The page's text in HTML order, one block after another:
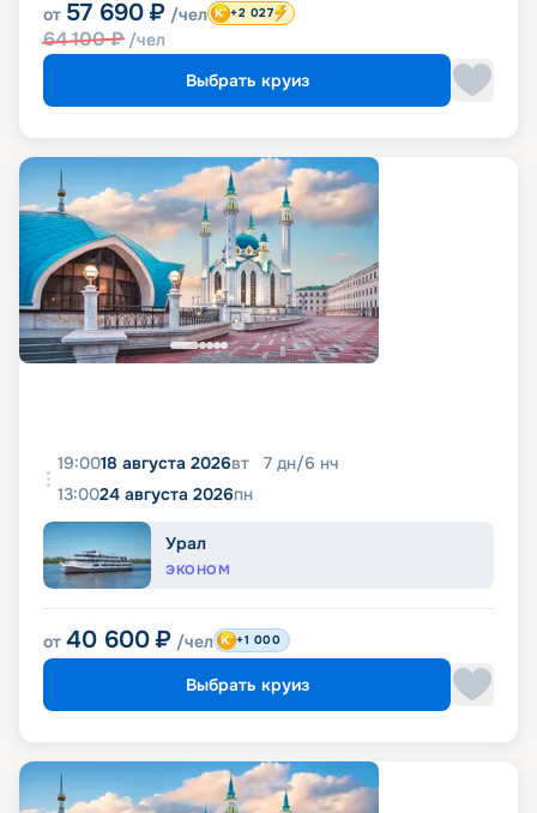
от 57 690 ₽ /чел
64 100₽ /чел
+2 027
Выбрать круиз
19:0018 августа 2026вт 7 дн/6 нч
13:0024 августа 2026пн
Урал
ЭКОНОМ
от 40 600 ₽ /чел +1 000
Выбрать круиз